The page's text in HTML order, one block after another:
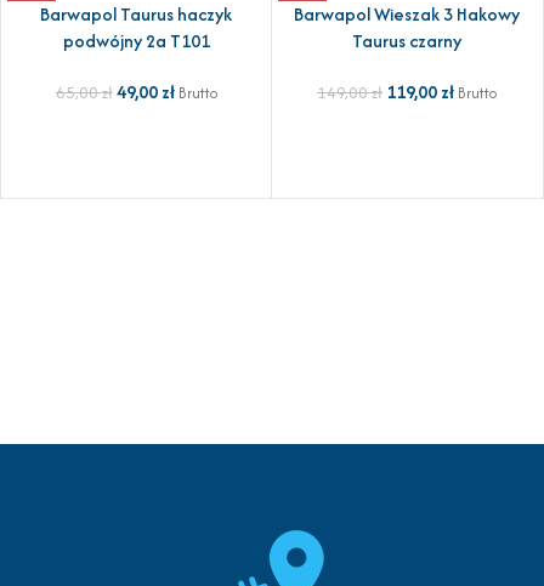
Barwapol Taurus haczyk
podwójny 2a T101
65,00zł49,00zł Brutto
Barwapol Wieszak 3 Hakowy
Taurus czarny
149,00zł 119,00zł Brutto